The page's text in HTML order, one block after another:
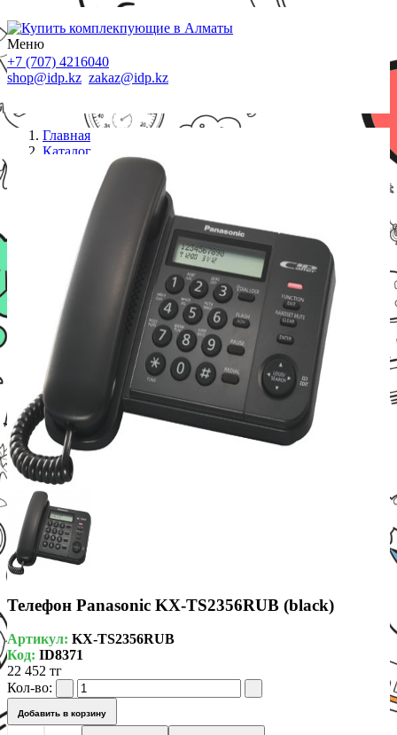
Меню
+7 (707) 4216040
shop@idp.kz zakaz@idp.kz
Главная
Каталог
Стационарные телефоны
Телефон Panasonic KX-TS2356RUB (black)
Телефон Panasonic KX-TS2356RUB (black)
Артикул: KX-TS2356RUB
Код: ID8371
22 452 тг
Кол-во:
Добавить в корзину